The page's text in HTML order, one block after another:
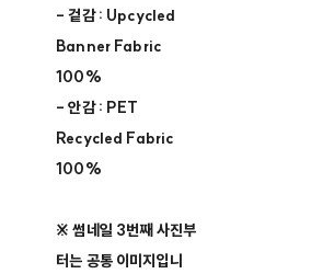
- 겉감 : Upcycled
Banner Fabric
100%
- 안감 : PET
Recycled Fabric
100%
※ 썸네일 3번째 사진부
터는 공통 이미지입니